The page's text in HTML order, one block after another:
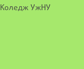
Коледж УжНУ